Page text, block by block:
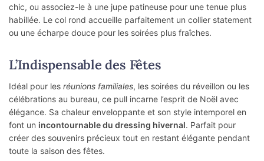
chic, ou associez-le à une jupe patineuse pour une tenue plus
habillée. Le col rond accueille parfaitement un collier statement
ou une écharpe douce pour les soirées plus fraîches.
L’Indispensable des Fêtes
Idéal pour les réunions familiales, les soirées du réveillon ou les
célébrations au bureau, ce pull incarne l’esprit de Noël avec
élégance. Sa chaleur enveloppante et son style intemporel en
font un incontournable du dressing hivernal. Parfait pour
créer des souvenirs précieux tout en restant élégante pendant
toute la saison des fêtes.